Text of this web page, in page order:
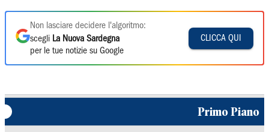
Non lasciare decidere l'algoritmo:
scegli La Nuova Sardegna
per le tue notizie su Google
CLICCA QUI
Primo Piano